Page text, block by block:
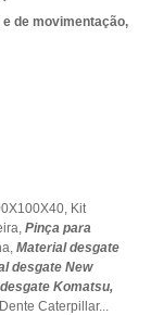
de movimentação,
Kit
Pinça para
Material desgate
desgate New
Komatsu,
Dente Caterpillar...